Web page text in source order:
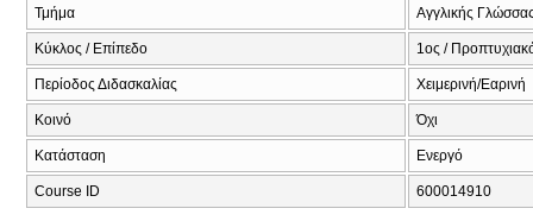
Τμήμα Αγγλικής
Κύκλος / Επίπεδο 1ος /
Περίοδος Διδασκαλίας Χειμερινή/Εαρινή
Κοινό Όχι
Κατάσταση Ενεργό
Course ID 600014910